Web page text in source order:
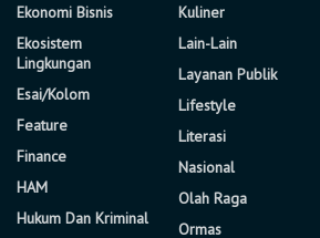
Ekonomi Bisnis
Ekosistem
Lingkungan
Esai/Kolom
Feature
Finance
HAM
Hukum Dan Kriminal
Kuliner
Lain-Lain
Layanan Publik
Lifestyle
Literasi
Nasional
Olah Raga
Ormas